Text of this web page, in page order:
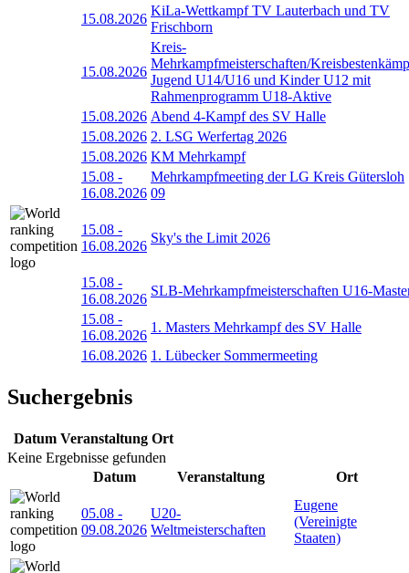
15.08.2026
KiLa-Wettkampf TV Lauterbach und TV
Frischborn
15.08.2026
Kreis-
Mehrkampfmeisterschaften/
Jugend U14/U16 und Kinder U12 mit
Rahmenprogramm U18-Aktive
15.08.2026 Abend 4-Kampf des SV Halle
15.08.2026 2. LSG Werfertag 2026
15.08.2026 KM Mehrkampf
15.08 -
16.08.2026
Mehrkampfmeeting der LG Kreis Gütersloh
09
15.08 -
16.08.2026
Sky's the Limit 2026
15.08 -
16.08.2026
SLB-Mehrkampfmeisterschaften U16-
15.08 -
16.08.2026
1. Masters Mehrkampf des SV Halle
16.08.2026 1. Lübecker Sommermeeting
Suchergebnis
Datum Veranstaltung Ort
Keine Ergebnisse gefunden
Datum
Veranstaltung Ort
05.08 -
09.08.2026
U20-
Weltmeisterschaften
Eugene
(Vereinigte
Staaten)